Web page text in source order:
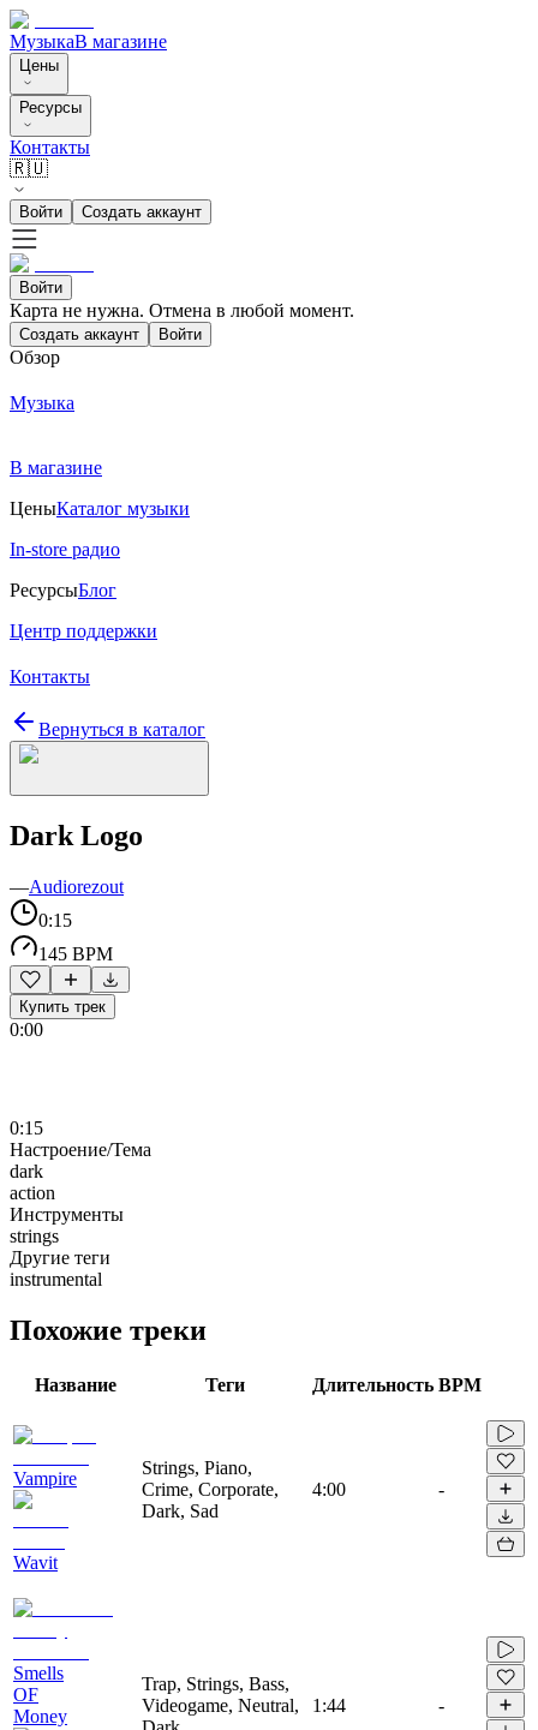
МузыкаВ магазине
Цены
Ресурсы
Контакты
🇷🇺
Войти Создать аккаунт
Войти
Карта не нужна. Отмена в любой момент.
Создать аккаунт Войти
Обзор
Музыка
В магазине
ЦеныКаталог музыки
In-store радио
РесурсыБлог
Центр поддержки
Контакты
Вернуться в каталог
Dark Logo
—Audiorezout
0:15
145 BPM
Купить трек
0:00
0:15
Настроение/Тема
dark
action
Инструменты
strings
Другие теги
instrumental
Похожие треки
Название Теги Длительность BPM
Vampire
Wavit
Strings, Piano,
Crime, Corporate,
Dark, Sad
4:00 -
Smells
OF
Money
Trap, Strings, Bass,
Videogame, Neutral,
1:44 -